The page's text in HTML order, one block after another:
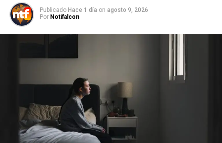
Publicado Hace 1 día on agosto 9, 2026
Por Notifalcon